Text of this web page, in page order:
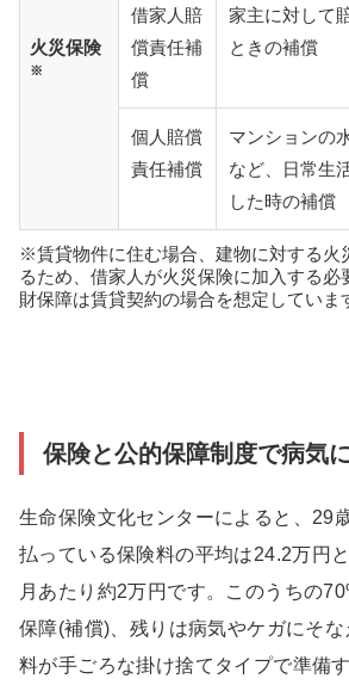
火災保険
※
借家人賠
償責任補
償
家主に対して
ときの補償
個人賠償
責任補償
マンションの
など、日常生
した時の補償
※賃貸物件に住む場合、建物に対する火
るため、借家人が火災保険に加入する必
財保障は賃貸契約の場合を想定していま
保険と公的保障制度で病気
生命保険文化センターによると、29
払っている保険料の平均は24.2万円
月あたり約2万円です。このうちの
保障(補償)、残りは病気やケガにそ
料が手ごろな掛け捨てタイプで準備